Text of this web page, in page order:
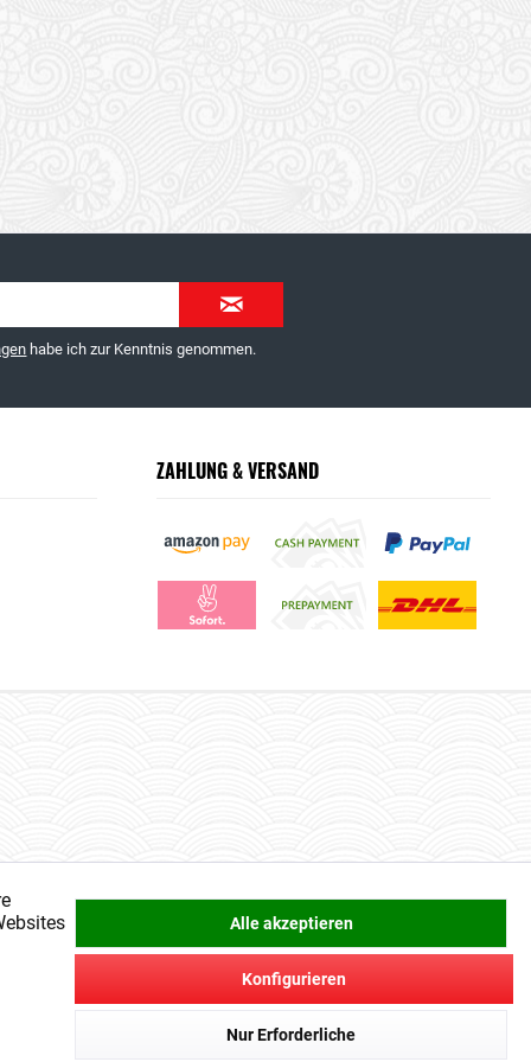
habe ich zur Kenntnis genommen.
ZAHLUNG & VERSAND
Nur Erforderliche
Alle akzeptieren
Konfigurieren